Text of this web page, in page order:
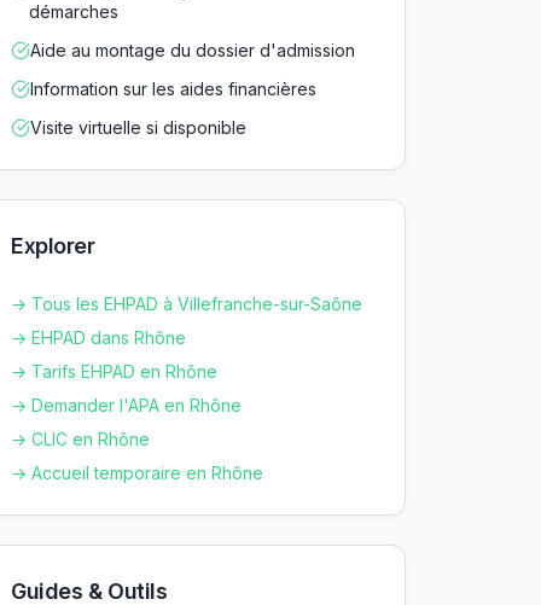
démarches
Aide au montage du dossier d'admission
Information sur les aides financières
Visite virtuelle si disponible
Explorer
→ Tous les EHPAD à Villefranche-sur-Saône
→ EHPAD dans Rhône
→ Tarifs EHPAD en Rhône
→ Demander l'APA en Rhône
→ CLIC en Rhône
→ Accueil temporaire en Rhône
Guides & Outils